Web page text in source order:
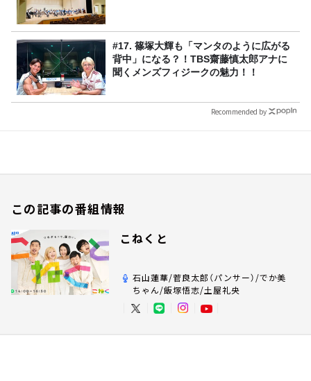
#17. 篠塚大輝も「マンタのように広がる
背中」になる？！TBS齋藤慎太郎アナに
聞くメンズフィジークの魅力！！
Recommended by
この記事の番組情報
こねくと
石山蓮華/菅良太郎（パンサー）/でか美
ちゃん/飯塚悟志/土屋礼央